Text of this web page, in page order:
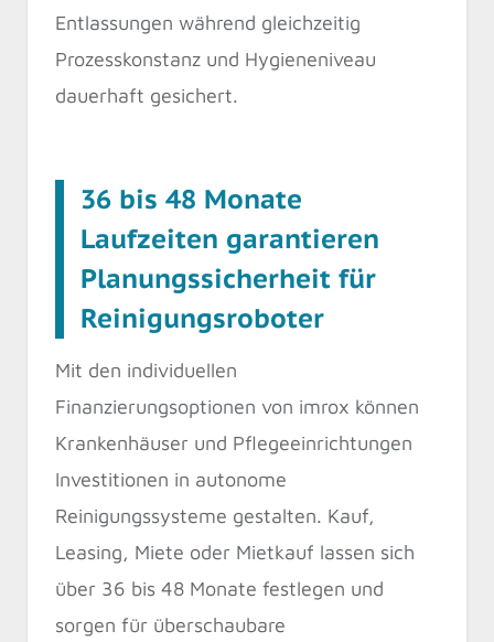
Entlassungen während gleichzeitig
Prozesskonstanz und Hygieneniveau
dauerhaft gesichert.
36 bis 48 Monate
Laufzeiten garantieren
Planungssicherheit für
Reinigungsroboter
Mit den individuellen
Finanzierungsoptionen von imrox können
Krankenhäuser und Pflegeeinrichtungen
Investitionen in autonome
Reinigungssysteme gestalten. Kauf,
Leasing, Miete oder Mietkauf lassen sich
über 36 bis 48 Monate festlegen und
sorgen für überschaubare